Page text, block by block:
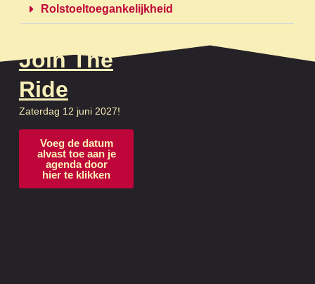
Rolstoeltoegankelijkheid
Join The
Ride
Zaterdag 12 juni 2027!
Voeg de datum
alvast toe aan je
agenda door
hier te klikken